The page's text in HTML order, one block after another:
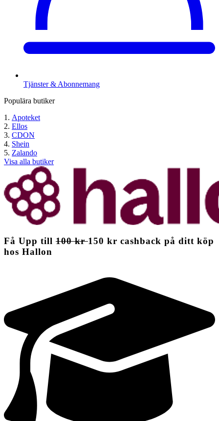
Tjänster & Abonnemang
Populära butiker
Apoteket
Ellos
CDON
Shein
Zalando
Visa alla butiker
Få Upp till 100 kr150 kr cashback på ditt köp
hos Hallon